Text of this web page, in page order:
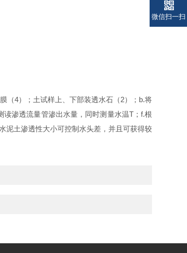
（4）；土试样上、下部装透水石（2）；b.将
渗透流量管渗出水量，同时测量水温T；f.根
泥土渗透性大小可控制水头差，并且可获得较
电话
电话
微信扫一扫